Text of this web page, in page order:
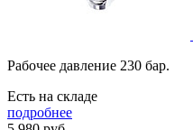
Рабочее давление 230 бар.
Есть на складе
подробнее